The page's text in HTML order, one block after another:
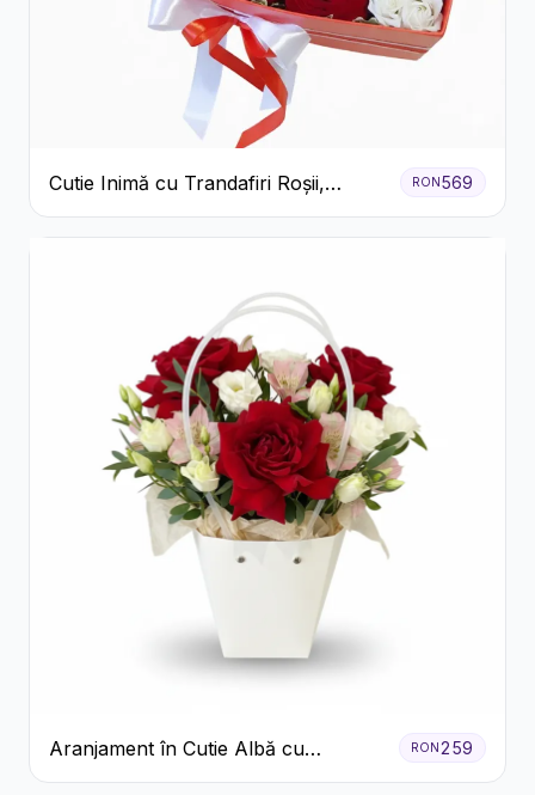
Cutie Inimă cu Trandafiri Roșii,
Crizanteme Albe și Bomboane
Raffaello
RON 569
Aranjament în Cutie Albă cu
Trandafiri Roșii și Lisianthus
RON 259